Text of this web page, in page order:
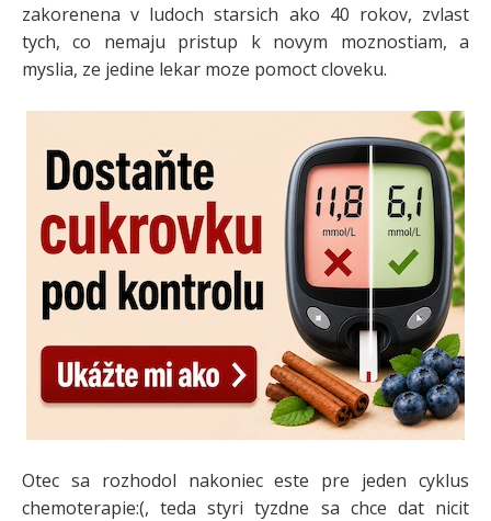
zakorenena v ludoch starsich ako 40 rokov, zvlast
tych, co nemaju pristup k novym moznostiam, a
myslia, ze jedine lekar moze pomoct cloveku.
Otec sa rozhodol nakoniec este pre jeden cyklus
chemoterapie:(, teda styri tyzdne sa chce dat nicit